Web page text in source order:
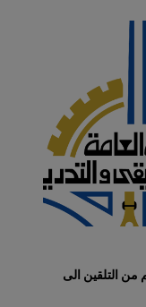
من التلقين الى